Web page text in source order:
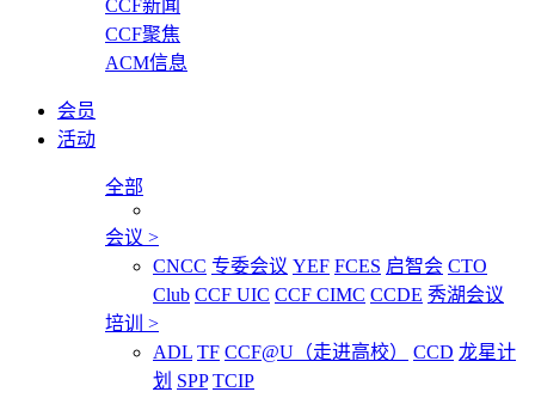
CCF新闻
CCF聚焦
ACM信息
会员
活动
全部
会议 >
CNCC 专委会议 YEF FCES 启智会 CTO
Club CCF UIC CCF CIMC CCDE 秀湖会议
培训 >
ADL TF CCF@U（走进高校） CCD 龙星计
划 SPP TCIP